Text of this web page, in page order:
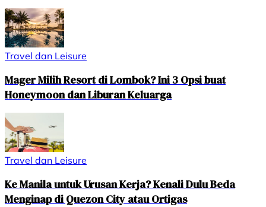
Travel dan Leisure
Mager Milih Resort di Lombok? Ini 3 Opsi buat
Honeymoon dan Liburan Keluarga
Travel dan Leisure
Ke Manila untuk Urusan Kerja? Kenali Dulu Beda
Menginap di Quezon City atau Ortigas